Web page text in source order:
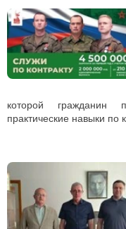
которой гражданин
практические навыки по